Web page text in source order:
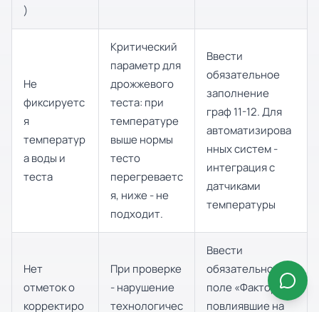
)
Не
фиксируетс
я
температур
а воды и
теста
Критический
параметр для
дрожжевого
теста: при
температуре
выше нормы
тесто
перегреваетс
я, ниже - не
подходит.
Ввести
обязательное
заполнение
граф 11-12. Для
автоматизирова
нных систем -
интеграция с
датчиками
температуры
Нет
отметок о
корректиро
При проверке
- нарушение
технологичес
Ввести
обязательное
поле «Факторы,
повлиявшие на